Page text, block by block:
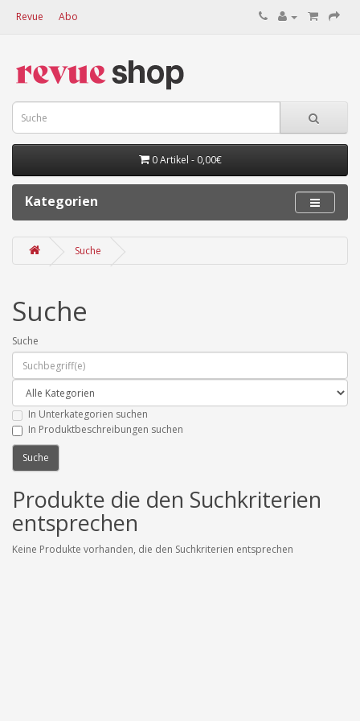
Revue Abo
0 Artikel - 0,00€
Kategorien
Suche
Suche
Suche
In Unterkategorien suchen
In Produktbeschreibungen suchen
Produkte die den Suchkriterien
entsprechen
Keine Produkte vorhanden, die den Suchkriterien entsprechen